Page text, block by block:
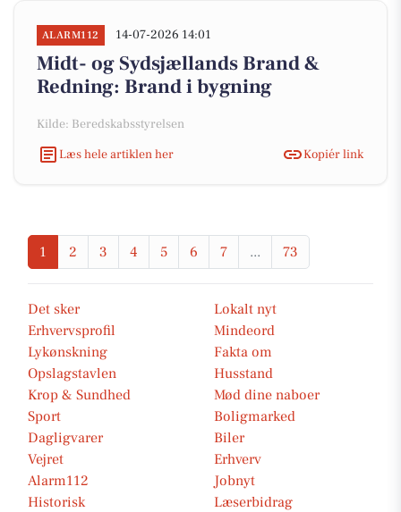
ALARM112 14-07-2026 14:01
Midt- og Sydsjællands Brand &
Redning: Brand i bygning
Kilde: Beredskabsstyrelsen
Læs hele artiklen her
Kopiér link
1 2 3 4 5 6 7 ... 73
Det sker
Lokalt nyt
Erhvervsprofil
Mindeord
Lykønskning
Fakta om
Opslagstavlen
Husstand
Krop & Sundhed
Mød dine naboer
Sport
Boligmarked
Dagligvarer
Biler
Vejret
Erhverv
Alarm112
Jobnyt
Historisk
Læserbidrag